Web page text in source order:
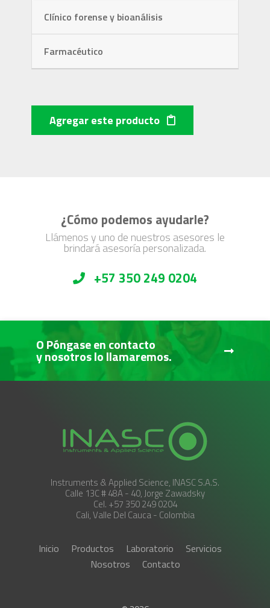
Clínico forense y bioanálisis
Farmacéutico
Agregar este producto
¿Cómo podemos ayudarle?
Llámenos y uno de nuestros asesores le
brindará asesoría personalizada.
+57 350 249 0204
O Póngase en contacto
y nosotros lo llamaremos.
Instruments & Applied Science, INASC S.A.S.
Calle 13C # 48A - 40, Jorge Zawadsky
Cel. +57 350 249 0204
Cali, Valle Del Cauca - Colombia
Inicio Productos Laboratorio
Servicios
Nosotros
Contacto